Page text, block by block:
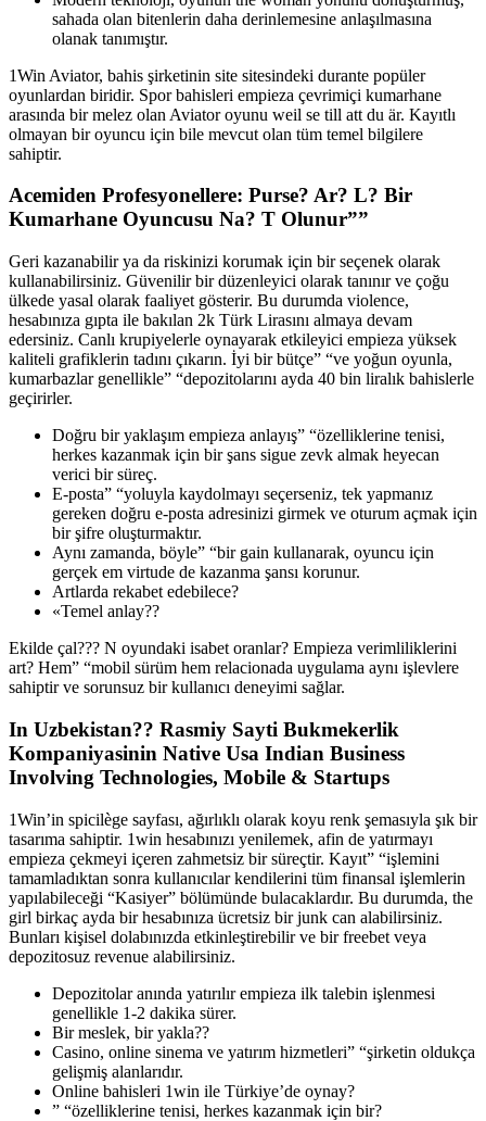
sahada olan bitenlerin daha derinlemesine anlaşılmasına
olanak tanımıştır.
1Win Aviator, bahis şirketinin site sitesindeki durante popüler
oyunlardan biridir. Spor bahisleri empieza çevrimiçi kumarhane
arasında bir melez olan Aviator oyunu weil se till att du är. Kayıtlı
olmayan bir oyuncu için bile mevcut olan tüm temel bilgilere
sahiptir.
Acemiden Profesyonellere: Purse? Ar? L? Bir
Kumarhane Oyuncusu Na? T Olunur””
Geri kazanabilir ya da riskinizi korumak için bir seçenek olarak
kullanabilirsiniz. Güvenilir bir düzenleyici olarak tanınır ve çoğu
ülkede yasal olarak faaliyet gösterir. Bu durumda violence,
hesabınıza gıpta ile bakılan 2k Türk Lirasını almaya devam
edersiniz. Canlı krupiyelerle oynayarak etkileyici empieza yüksek
kaliteli grafiklerin tadını çıkarın. İyi bir bütçe” “ve yoğun oyunla,
kumarbazlar genellikle” “depozitolarını ayda 40 bin liralık bahislerle
geçirirler.
Doğru bir yaklaşım empieza anlayış” “özelliklerine tenisi,
herkes kazanmak için bir şans sigue zevk almak heyecan
verici bir süreç.
E-posta” “yoluyla kaydolmayı seçerseniz, tek yapmanız
gereken doğru e-posta adresinizi girmek ve oturum açmak için
bir şifre oluşturmaktır.
Aynı zamanda, böyle” “bir gain kullanarak, oyuncu için
gerçek em virtude de kazanma şansı korunur.
Artlarda rekabet edebilece?
«Temel anlay??
Ekilde çal??? N oyundaki isabet oranlar? Empieza verimliliklerini
art? Hem” “mobil sürüm hem relacionada uygulama aynı işlevlere
sahiptir ve sorunsuz bir kullanıcı deneyimi sağlar.
In Uzbekistan?? Rasmiy Sayti Bukmekerlik
Kompaniyasinin Native Usa Indian Business
Involving Technologies, Mobile & Startups
1Win’in spicilège sayfası, ağırlıklı olarak koyu renk şemasıyla şık bir
tasarıma sahiptir. 1win hesabınızı yenilemek, afin de yatırmayı
empieza çekmeyi içeren zahmetsiz bir süreçtir. Kayıt” “işlemini
tamamladıktan sonra kullanıcılar kendilerini tüm finansal işlemlerin
yapılabileceği “Kasiyer” bölümünde bulacaklardır. Bu durumda, the
girl birkaç ayda bir hesabınıza ücretsiz bir junk can alabilirsiniz.
Bunları kişisel dolabınızda etkinleştirebilir ve bir freebet veya
depozitosuz revenue alabilirsiniz.
Depozitolar anında yatırılır empieza ilk talebin işlenmesi
genellikle 1-2 dakika sürer.
Bir meslek, bir yakla??
Casino, online sinema ve yatırım hizmetleri” “şirketin oldukça
gelişmiş alanlarıdır.
Online bahisleri 1win ile Türkiye’de oynay?
” “özelliklerine tenisi, herkes kazanmak için bir?